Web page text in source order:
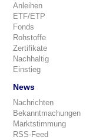
Anleihen
ETF/ETP
Fonds
Rohstoffe
Zertifikate
Nachhaltig
Einstieg
News
Nachrichten
Bekanntmachungen
Marktstimmung
RSS-Feed